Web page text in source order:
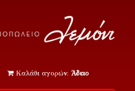
Καλάθι αγορών: Άδειο